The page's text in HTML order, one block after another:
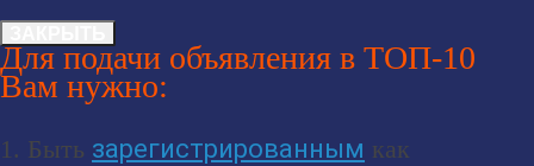
Для подачи объявления в ТОП-10
Вам нужно:
1. Быть зарегистрированным как